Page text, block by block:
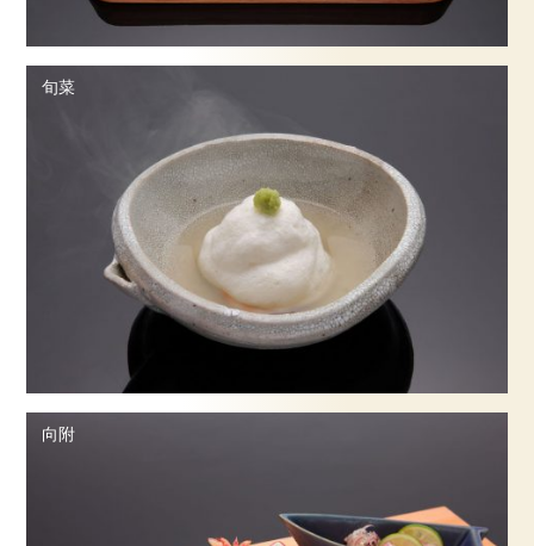
ご予約・お問合せ
サイトマップ
旬菜
向附